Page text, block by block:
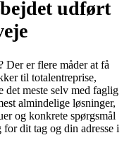
udført
Der er flere måder at få
til totalentreprise,
det meste selv med faglig
almindelige løsninger,
og konkrete spørgsmål
dit tag og din adresse i